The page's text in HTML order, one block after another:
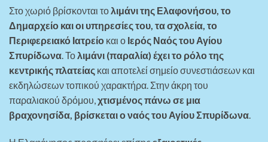
Στο χωριό βρίσκονται τολιμάνι της Ελαφονήσου, το
Δημαρχείο και οι υπηρεσίες του, τα σχολεία, το
Περιφερειακό Ιατρείο και ο Ιερός Ναός του Αγίου
Σπυρίδωνα. Τολιμάνι (παραλία) έχει το ρόλο της
κεντρικής πλατείας και αποτελεί σημείο συνεστιάσεων και
εκδηλώσεων τοπικού χαρακτήρα. Στην άκρη του
παραλιακού δρόμου,χτισμένος πάνω σε μια
βραχονησίδα, βρίσκεται ο ναός του Αγίου Σπυρίδωνα.